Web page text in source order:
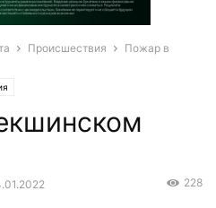
Происшествия
Пожар в
228